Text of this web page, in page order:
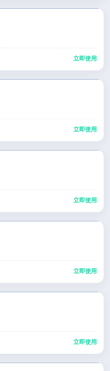
立即使用
立即使用
立即使用
立即使用
立即使用